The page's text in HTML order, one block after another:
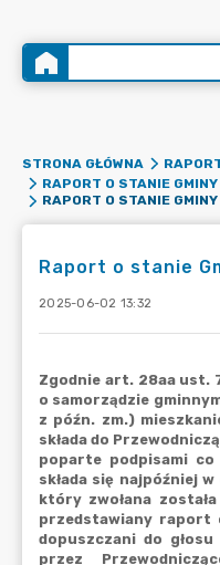
STRONA GŁÓWNA
RAPORT O STANIE
Raport o stanie
2025-06-02 13:32